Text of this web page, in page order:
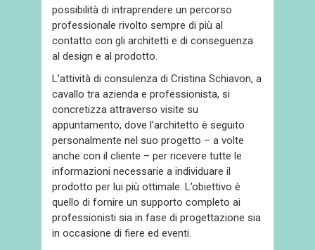
possibilità di intraprendere un percorso
professionale rivolto sempre di più al
contatto con gli architetti e di conseguenza
al design e al prodotto.
L’attività di consulenza di Cristina Schiavon, a
cavallo tra azienda e professionista, si
concretizza attraverso visite su
appuntamento, dove l’architetto è seguito
personalmente nel suo progetto – a volte
anche con il cliente – per ricevere tutte le
informazioni necessarie a individuare il
prodotto per lui più ottimale. L’obiettivo è
quello di fornire un supporto completo ai
professionisti sia in fase di progettazione sia
in occasione di fiere ed eventi.